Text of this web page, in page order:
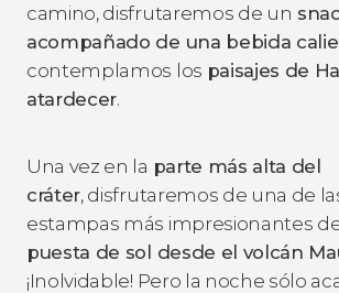
camino, disfrutaremos de un
acompañado de una bebida
contemplamos los paisajes de
atardecer.
Una vez en la parte más alta del
cráter, disfrutaremos de una de
estampas más impresionantes
puesta de sol desde el volcán
¡Inolvidable! Pero la noche sólo